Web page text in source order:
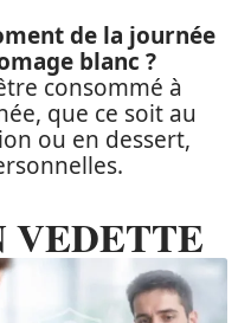
de la journée
blanc ?
consommé à
que ce soit au
ou en dessert,
VEDETTE